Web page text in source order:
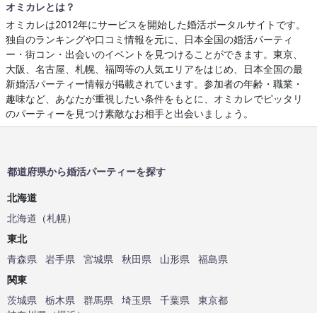
オミカレとは？
オミカレは2012年にサービスを開始した婚活ポータルサイトです。
独自のランキングや口コミ情報を元に、日本全国の婚活パーティ
ー・街コン・出会いのイベントを見つけることができます。東京、
大阪、名古屋、札幌、福岡等の人気エリアをはじめ、日本全国の最
新婚活パーティー情報が掲載されています。参加者の年齢・職業・
趣味など、あなたが重視したい条件をもとに、オミカレでピッタリ
のパーティーを見つけ素敵なお相手と出会いましょう。
都道府県から婚活パーティーを探す
北海道
北海道 （札幌）
東北
青森県
岩手県 宮城県 秋田県 山形県
福島県
関東
茨城県
栃木県 群馬県 埼玉県 千葉県
東京都